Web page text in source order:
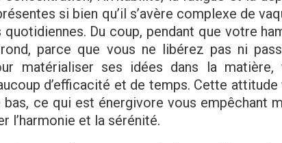
si bien qu’il s’avère complexe de
quotidiennes. Du coup, pendant que votre
parce que vous ne libérez pas ni
matérialiser ses idées dans la matière,
d’efficacité et de temps. Cette attitude
ce qui est énergivore vous empêchant
l’harmonie et la sérénité.